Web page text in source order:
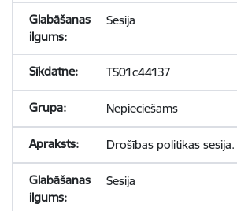
Sesija
TS01c44137
Nepieciešams
Drošības politikas sesija.
Sesija